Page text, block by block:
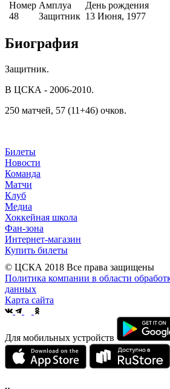
Номер
48
Амплуа
Защитник
День рождения
13 Июня, 1977
Биография
Защитник.
В ЦСКА - 2006-2010.
250 матчей, 57 (11+46) очков.
Билеты
Новости
Команда
Матчи
Клуб
Медиа
Хоккейная школа
Фан-зона
Интернет-магазин
Купить билеты
© ЦСКА 2018 Все права защищены
Политика компании в области
данных
Карта сайта
Для мобильных устройств